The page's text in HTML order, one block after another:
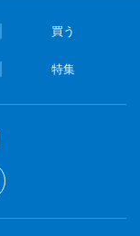
買う
特集